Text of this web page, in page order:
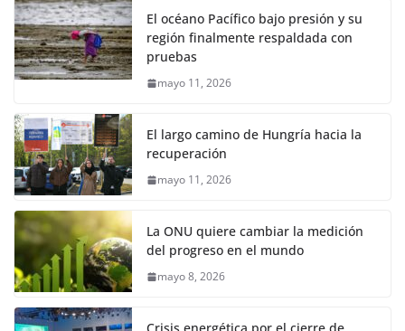
El océano Pacífico bajo presión y su
región finalmente respaldada con
pruebas
mayo 11, 2026
El largo camino de Hungría hacia la
recuperación
mayo 11, 2026
La ONU quiere cambiar la medición
del progreso en el mundo
mayo 8, 2026